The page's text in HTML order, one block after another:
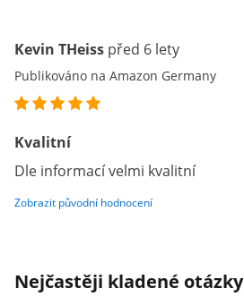
Kevin THeiss před 6 lety
Publikováno na Amazon Germany
Kvalitní
Dle informací velmi kvalitní
Zobrazit původní hodnocení
Nejčastěji kladené otázky